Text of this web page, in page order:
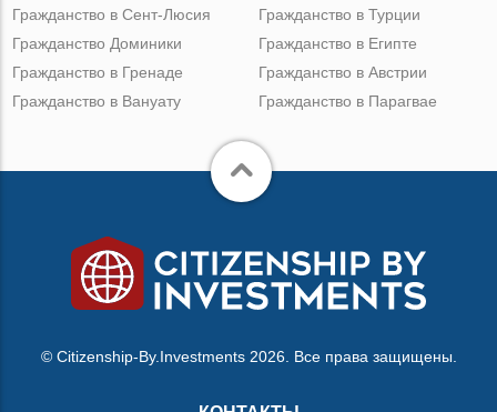
Гражданство в Сент-Люсия
Гражданство Доминики
Гражданство в Гренаде
Гражданство в Вануату
Гражданство в Турции
Гражданство в Египте
Гражданство в Австрии
Гражданство в Парагвае
© Citizenship-By.Investments 2026. Все права защищены.